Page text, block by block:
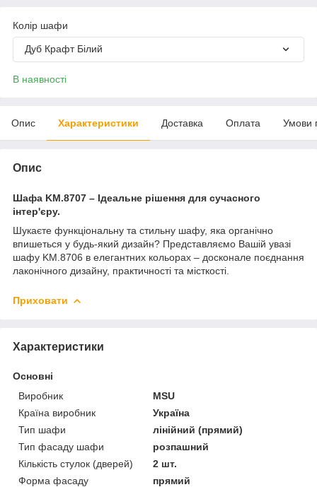
Колір шафи
Дуб Крафт Білий
В наявності
Опис Характеристики Доставка Оплата Умови
Опис
Шафа KM.8707 – Ідеальне рішення для сучасного
інтер'єру.
Шукаєте функціональну та стильну шафу, яка органічно
впишеться у будь-який дизайн? Представляємо Вашій увазі
шафу KM.8706 в елегантних кольорах – досконале поєднання
лаконічного дизайну, практичності та місткості.
Приховати
Характеристики
Основні
Виробник
MSU
Країна виробник
Україна
Тип шафи
лінійний (прямий)
Тип фасаду шафи
розпашний
Кількість стулок (дверей)
2 шт.
Форма фасаду
прямий